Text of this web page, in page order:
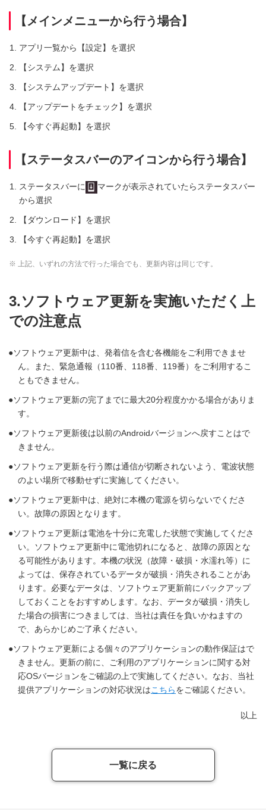
【メインメニューから行う場合】
アプリ一覧から【設定】を選択
【システム】を選択
【システムアップデート】を選択
【アップデートをチェック】を選択
【今すぐ再起動】を選択
【ステータスバーのアイコンから行う場合】
ステータスバーに
マークが表示されていたらステータスバー
から選択
【ダウンロード】を選択
【今すぐ再起動】を選択
※ 上記、いずれの方法で行った場合でも、更新内容は同じです。
3.ソフトウェア更新を実施いただく上
での注意点
ソフトウェア更新中は、発着信を含む各機能をご利用できませ
ん。また、緊急通報（110番、118番、119番）をご利用するこ
ともできません。
ソフトウェア更新の完了までに最大20分程度かかる場合がありま
す。
ソフトウェア更新後は以前のAndroidバージョンへ戻すことはで
きません。
ソフトウェア更新を行う際は通信が切断されないよう、電波状態
のよい場所で移動せずに実施してください。
ソフトウェア更新中は、絶対に本機の電源を切らないでくださ
い。故障の原因となります。
ソフトウェア更新は電池を十分に充電した状態で実施してくださ
い。ソフトウェア更新中に電池切れになると、故障の原因とな
る可能性があります。本機の状況（故障・破損・水濡れ等）に
よっては、保存されているデータが破損・消失されることがあ
ります。必要なデータは、ソフトウェア更新前にバックアップ
しておくことをおすすめします。なお、データが破損・消失し
た場合の損害につきましては、当社は責任を負いかねますの
で、あらかじめご了承ください。
ソフトウェア更新による個々のアプリケーションの動作保証はで
きません。更新の前に、ご利用のアプリケーションに関する対
応OSバージョンをご確認の上で実施してください。なお、当社
提供アプリケーションの対応状況はこちらをご確認ください。
以上
一覧に戻る